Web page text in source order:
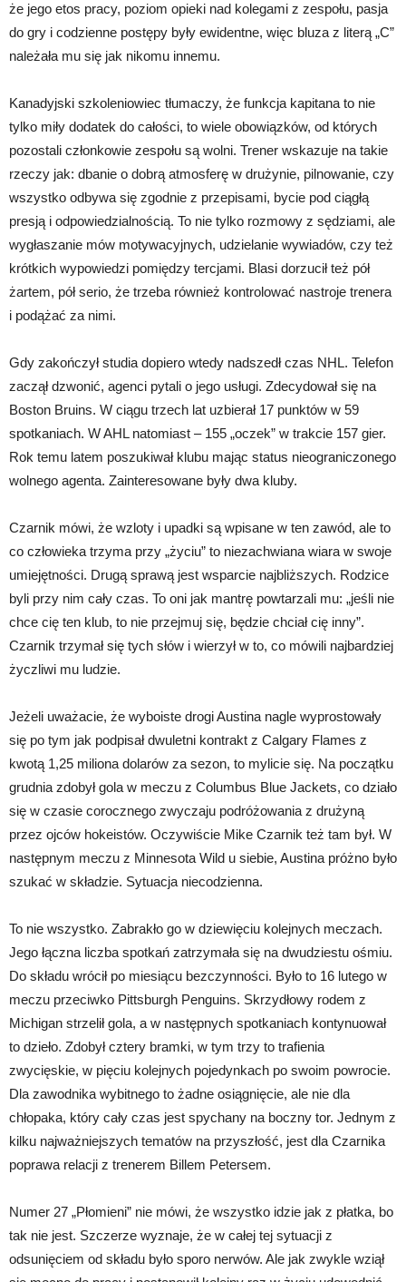
że jego etos pracy, poziom opieki nad kolegami z zespołu, pasja
do gry i codzienne postępy były ewidentne, więc bluza z literą „C”
należała mu się jak nikomu innemu.
Kanadyjski szkoleniowiec tłumaczy, że funkcja kapitana to nie
tylko miły dodatek do całości, to wiele obowiązków, od których
pozostali członkowie zespołu są wolni. Trener wskazuje na takie
rzeczy jak: dbanie o dobrą atmosferę w drużynie, pilnowanie, czy
wszystko odbywa się zgodnie z przepisami, bycie pod ciągłą
presją i odpowiedzialnością. To nie tylko rozmowy z sędziami, ale
wygłaszanie mów motywacyjnych, udzielanie wywiadów, czy też
krótkich wypowiedzi pomiędzy tercjami. Blasi dorzucił też pół
żartem, pół serio, że trzeba również kontrolować nastroje trenera
i podążać za nimi.
Gdy zakończył studia dopiero wtedy nadszedł czas NHL. Telefon
zaczął dzwonić, agenci pytali o jego usługi. Zdecydował się na
Boston Bruins. W ciągu trzech lat uzbierał 17 punktów w 59
spotkaniach. W AHL natomiast – 155 „oczek” w trakcie 157 gier.
Rok temu latem poszukiwał klubu mając status nieograniczonego
wolnego agenta. Zainteresowane były dwa kluby.
Czarnik mówi, że wzloty i upadki są wpisane w ten zawód, ale to
co człowieka trzyma przy „życiu” to niezachwiana wiara w swoje
umiejętności. Drugą sprawą jest wsparcie najbliższych. Rodzice
byli przy nim cały czas. To oni jak mantrę powtarzali mu: „jeśli nie
chce cię ten klub, to nie przejmuj się, będzie chciał cię inny”.
Czarnik trzymał się tych słów i wierzył w to, co mówili najbardziej
życzliwi mu ludzie.
Jeżeli uważacie, że wyboiste drogi Austina nagle wyprostowały
się po tym jak podpisał dwuletni kontrakt z Calgary Flames z
kwotą 1,25 miliona dolarów za sezon, to mylicie się. Na początku
grudnia zdobył gola w meczu z Columbus Blue Jackets, co działo
się w czasie corocznego zwyczaju podróżowania z drużyną
przez ojców hokeistów. Oczywiście Mike Czarnik też tam był. W
następnym meczu z Minnesota Wild u siebie, Austina próżno było
szukać w składzie. Sytuacja niecodzienna.
To nie wszystko. Zabrakło go w dziewięciu kolejnych meczach.
Jego łączna liczba spotkań zatrzymała się na dwudziestu ośmiu.
Do składu wrócił po miesiącu bezczynności. Było to 16 lutego w
meczu przeciwko Pittsburgh Penguins. Skrzydłowy rodem z
Michigan strzelił gola, a w następnych spotkaniach kontynuował
to dzieło. Zdobył cztery bramki, w tym trzy to trafienia
zwycięskie, w pięciu kolejnych pojedynkach po swoim powrocie.
Dla zawodnika wybitnego to żadne osiągnięcie, ale nie dla
chłopaka, który cały czas jest spychany na boczny tor. Jednym z
kilku najważniejszych tematów na przyszłość, jest dla Czarnika
poprawa relacji z trenerem Billem Petersem.
Numer 27 „Płomieni” nie mówi, że wszystko idzie jak z płatka, bo
tak nie jest. Szczerze wyznaje, że w całej tej sytuacji z
odsunięciem od składu było sporo nerwów. Ale jak zwykle wziął